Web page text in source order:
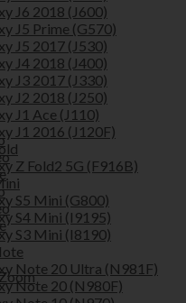
J6 2018 (J600)
J5 Prime (G570)
J5 2017 (J530)
J4 2018 (J400)
J3 2017 (J330)
J2 2018 (J250)
J1 Ace (J110)
J1 2016 (J120F)
Z Fold2 5G (F916B)
S5 Mini (G800)
S4 Mini (I9195)
S3 Mini (I8190)
Note 20 Ultra (N981F)
Note 20 (N980F)